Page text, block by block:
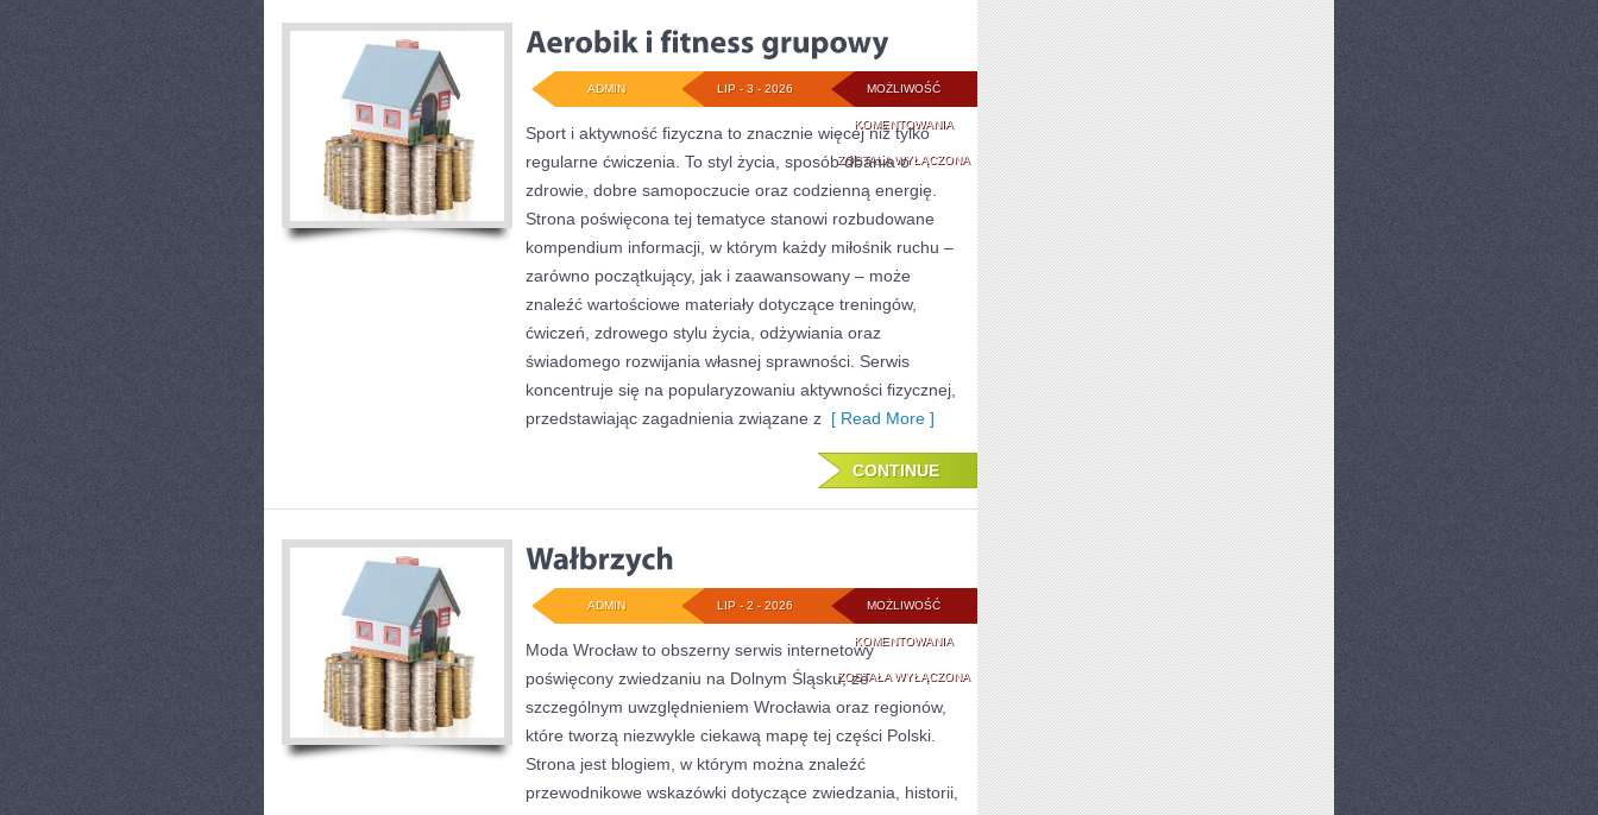
MOŻLIWOŚĆ
KOMENTOWANIAAEROBIK
I
FITNESS
GRUPOWY
ZOSTAŁA WYŁĄCZONA
LIP - 3 - 2026
ADMIN
Sport i aktywność fizyczna to znacznie więcej niż tylko
regularne ćwiczenia. To styl życia, sposób dbania o
zdrowie, dobre samopoczucie oraz codzienną energię.
Strona poświęcona tej tematyce stanowi rozbudowane
kompendium informacji, w którym każdy miłośnik ruchu –
zarówno początkujący, jak i zaawansowany – może
znaleźć wartościowe materiały dotyczące treningów,
ćwiczeń, zdrowego stylu życia, odżywiania oraz
świadomego rozwijania własnej sprawności. Serwis
koncentruje się na popularyzowaniu aktywności fizycznej,
przedstawiając zagadnienia związane z [ Read More ]
CONTINUE
MOŻLIWOŚĆ
KOMENTOWANIAWAŁBRZYCH
ZOSTAŁA WYŁĄCZONA
LIP - 2 - 2026
ADMIN
Moda Wrocław to obszerny serwis internetowy
poświęcony zwiedzaniu na Dolnym Śląsku, ze
szczególnym uwzględnieniem Wrocławia oraz regionów,
które tworzą niezwykle ciekawą mapę tej części Polski.
Strona jest blogiem, w którym można znaleźć
przewodnikowe wskazówki dotyczące zwiedzania, historii,